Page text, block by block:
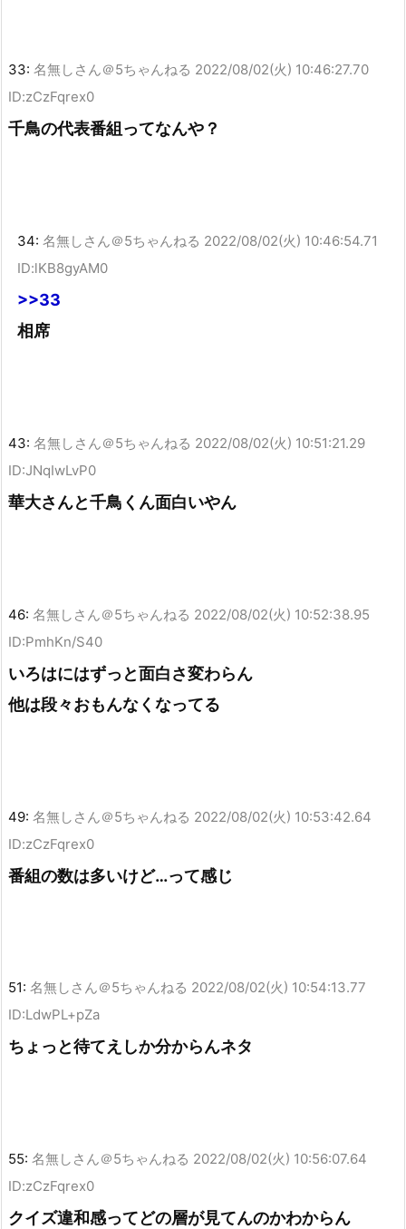
33: 名無しさん＠5ちゃんねる 2022/08/02(火) 10:46:27.70
ID:zCzFqrex0
千鳥の代表番組ってなんや？
34: 名無しさん＠5ちゃんねる 2022/08/02(火) 10:46:54.71
ID:lKB8gyAM0
>>33
相席
43: 名無しさん＠5ちゃんねる 2022/08/02(火) 10:51:21.29
ID:JNqIwLvP0
華大さんと千鳥くん面白いやん
46: 名無しさん＠5ちゃんねる 2022/08/02(火) 10:52:38.95
ID:PmhKn/S40
いろはにはずっと面白さ変わらん
他は段々おもんなくなってる
49: 名無しさん＠5ちゃんねる 2022/08/02(火) 10:53:42.64
ID:zCzFqrex0
番組の数は多いけど…って感じ
51: 名無しさん＠5ちゃんねる 2022/08/02(火) 10:54:13.77
ID:LdwPL+pZa
ちょっと待てえしか分からんネタ
55: 名無しさん＠5ちゃんねる 2022/08/02(火) 10:56:07.64
ID:zCzFqrex0
クイズ違和感ってどの層が見てんのかわからん